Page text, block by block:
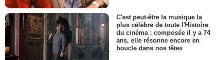
C'est peut-être la musique la
plus célèbre de toute l'Histoire
du cinéma : composée il y a 74
ans, elle résonne encore en
boucle dans nos têtes